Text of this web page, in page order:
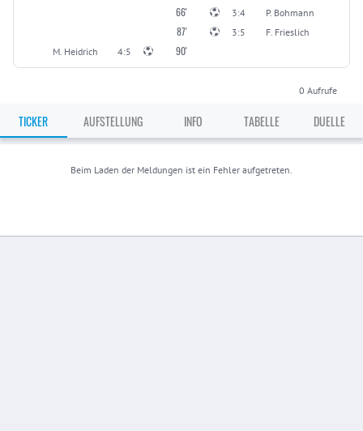
P. Bohmann
3:4
66'
F. Frieslich
3:5
87'
M. Heidrich 4:5 90'
0 Aufrufe
TICKER AUFSTELLUNG INFO TABELLE DUELLE
Beim Laden der Meldungen ist ein Fehler aufgetreten.